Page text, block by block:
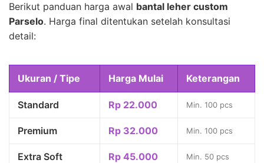
Berikut panduan harga awal bantal leher custom
Parselo. Harga final ditentukan setelah konsultasi
detail:
Ukuran / Tipe Harga Mulai Keterangan
Standard Rp 22.000 Min. 100 pcs
Premium Rp 32.000 Min. 100 pcs
Extra Soft Rp 45.000 Min. 50 pcs